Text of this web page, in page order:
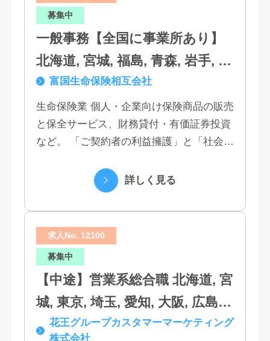
募集中
一般事務【全国に事業所あり】
北海道, 宮城, 福島, 青森, 岩手, 秋
田, 山形, 東京, 神奈川, 千葉, 埼
玉, 茨城, 栃木, 群馬, 新潟, 石川,
富山, 福井, 長野, 山梨, 愛知, 静
岡, 三重, 岐阜, 大阪, 京都, 兵庫,
滋賀, 奈良, 和歌山, 広島, 岡山, 山
口, 鳥取, 島根, 香川, 愛媛, 徳島,
分, 宮崎, 佐賀, 沖縄
富国生命保険相互会社
生命保険業 個人・企業向け保険商品の販売
と保全サービス、財務貸付・有価証券投資
など。 「ご契約者の利益擁護」と「社会へ
づく「お客さま基点」をスローガンに掲
詳しく見る
求人No. 12100
募集中
【中途】営業系総合職 北海道, 宮
城, 東京, 埼玉, 愛知, 大阪, 広島,
福岡花王グループカスタマーマーケティング
株式会社